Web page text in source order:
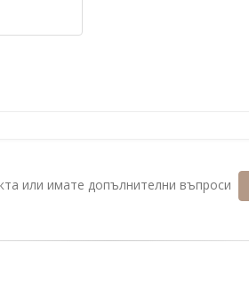
или имате допълнителни въпроси